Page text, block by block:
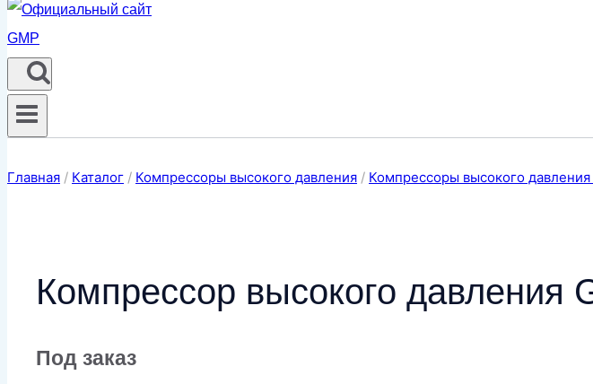
Главная / Каталог / Компрессоры высокого давления / Компрессоры высокого давления
Компрессор высокого давления
Под заказ